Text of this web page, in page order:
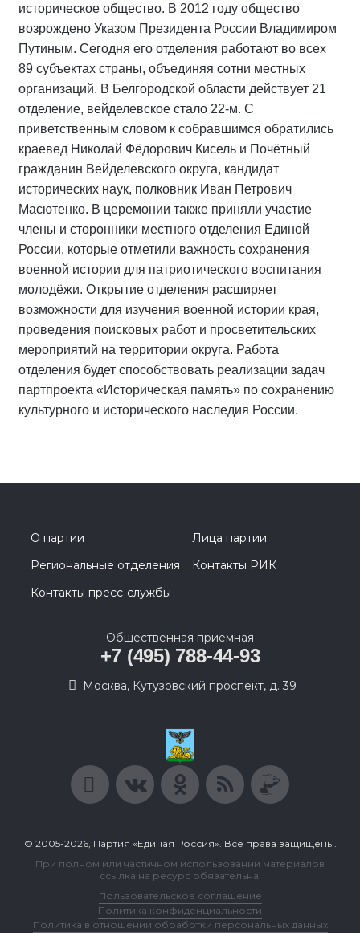
историческое общество. В 2012 году общество
возрождено Указом Президента России Владимиром
Путиным. Сегодня его отделения работают во всех
89 субъектах страны, объединяя сотни местных
организаций. В Белгородской области действует 21
отделение, вейделевское стало 22-м. С
приветственным словом к собравшимся обратились
краевед Николай Фёдорович Кисель и Почётный
гражданин Вейделевского округа, кандидат
исторических наук, полковник Иван Петрович
Масютенко. В церемонии также приняли участие
члены и сторонники местного отделения Единой
России, которые отметили важность сохранения
военной истории для патриотического воспитания
молодёжи. Открытие отделения расширяет
возможности для изучения военной истории края,
проведения поисковых работ и просветительских
мероприятий на территории округа. Работа
отделения будет способствовать реализации задач
партпроекта «Историческая память» по сохранению
культурного и исторического наследия России.
О партии
Лица партии
Региональные отделения
Контакты РИК
Контакты пресс-службы
Общественная приемная
+7 (495) 788-44-93
Москва, Кутузовский проспект, д. 39
© 2005-2026, Партия «Единая Россия». Все права защищены.
При полном или частичном использовании материалов
ссылка на ресурс обязательна.
Пользовательское соглашение
Политика конфиденциальности
Политика в отношении обработки персональных данных